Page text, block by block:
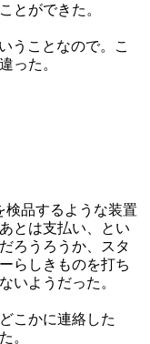
とができた。
うことなので。こ
った。
検品するような装置
とは支払い、とい
ろうろうか、スタ
らしきものを打ち
いようだった。
こかに連絡した
。